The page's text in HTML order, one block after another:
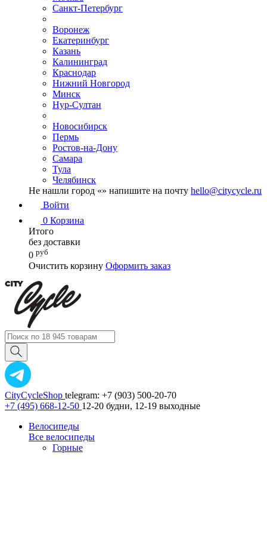
Санкт-Петербург
Воронеж
Екатеринбург
Казань
Калининград
Краснодар
Нижний Новгород
Минск
Нур-Султан
Новосибирск
Пермь
Ростов-на-Дону
Самара
Тула
Челябинск
Не нашли город «» напишите на почту hello@citycycle.ru
Войти
0 Корзина
Итого
без доставки
0 руб
Очистить корзину Оформить заказ
CityCycleShop telegram: +7 (903) 500-20-70
+7 (495) 668-12-50 12-20 будни, 12-19 выходные
Велосипеды
Все велосипеды
Горные